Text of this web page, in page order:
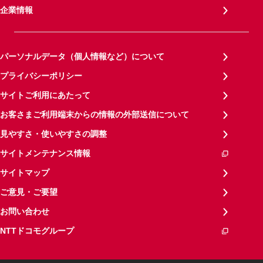
企業情報
パーソナルデータ（個人情報など）について
プライバシーポリシー
サイトご利用にあたって
お客さまご利用端末からの情報の外部送信について
見やすさ・使いやすさの調整
サイトメンテナンス情報
サイトマップ
ご意見・ご要望
お問い合わせ
NTTドコモグループ